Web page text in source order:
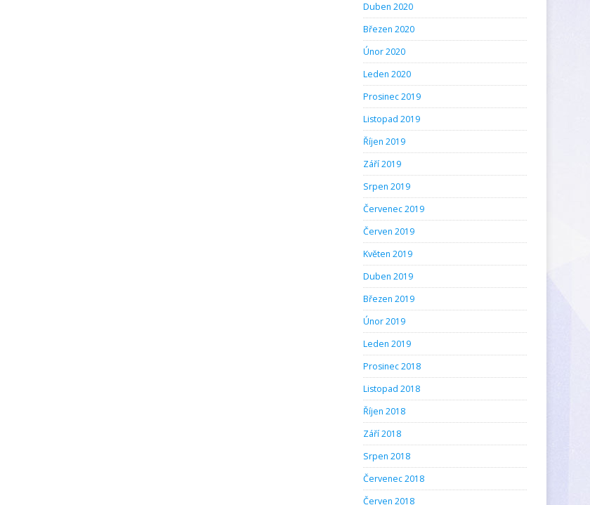
Duben 2020
Březen 2020
Únor 2020
Leden 2020
Prosinec 2019
Listopad 2019
Říjen 2019
Září 2019
Srpen 2019
Červenec 2019
Červen 2019
Květen 2019
Duben 2019
Březen 2019
Únor 2019
Leden 2019
Prosinec 2018
Listopad 2018
Říjen 2018
Září 2018
Srpen 2018
Červenec 2018
Červen 2018